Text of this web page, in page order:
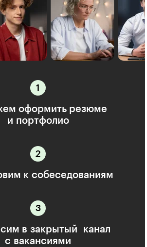
оформить резюме
и портфолио
к собеседованиям
в закрытый канал
с вакансиями